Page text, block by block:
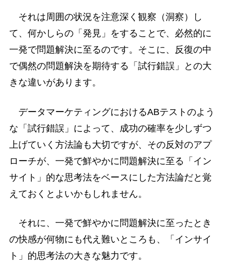
それは周囲の状況を注意深く観察（洞察）し
て、何かしらの「発見」をすることで、必然的に
一発で問題解決に至るのです。そこに、反復の中
で偶然の問題解決を期待する「試行錯誤」との大
きな違いがあります。
データマーケティングにおけるABテストのよう
な「試行錯誤」によって、成功の確率を少しずつ
上げていく方法論も大切ですが、その反対のアプ
ローチが、一発で鮮やかに問題解決に至る「イン
サイト」的な思考法をベースにした方法論だと覚
えておくとよいかもしれません。
それに、一発で鮮やかに問題解決に至ったとき
の快感が何物にも代え難いところも、「インサイ
ト」的思考法の大きな魅力です。